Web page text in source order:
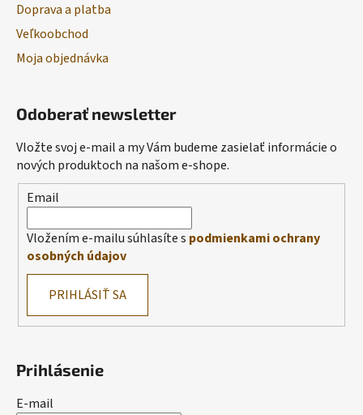
Doprava a platba
Veľkoobchod
Moja objednávka
Odoberať newsletter
Vložte svoj e-mail a my Vám budeme zasielať informácie o
nových produktoch na našom e-shope.
Email
Vložením e-mailu súhlasíte s podmienkami ochrany
osobných údajov
PRIHLÁSIŤ SA
Prihlásenie
E-mail